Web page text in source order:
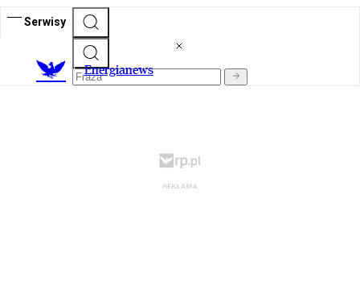
Serwisy
Energianews